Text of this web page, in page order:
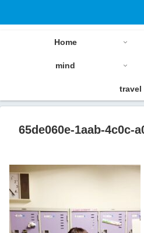
Home
mind
travel
65de060e-1aab-4c0c-